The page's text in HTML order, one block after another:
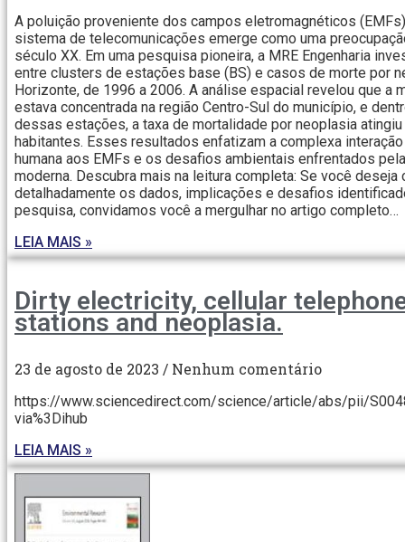
A poluição proveniente dos campos eletromagnéticos
sistema de telecomunicações emerge como uma
século XX. Em uma pesquisa pioneira, a MRE Engenharia
entre clusters de estações base (BS) e casos de morte por
Horizonte, de 1996 a 2006. A análise espacial revelou que a
estava concentrada na região Centro-Sul do município, e
dessas estações, a taxa de mortalidade por neoplasia
habitantes. Esses resultados enfatizam a complexa
humana aos EMFs e os desafios ambientais enfrentados
moderna. Descubra mais na leitura completa: Se você deseja
detalhadamente os dados, implicações e desafios
pesquisa, convidamos você a mergulhar no artigo completo…
LEIA MAIS »
Dirty electricity, cellular
stations and neoplasia.
23 de agosto de 2023 Nenhum comentário
https://www.sciencedirect.com/science/article/abs/pii/
via%3Dihub
LEIA MAIS »